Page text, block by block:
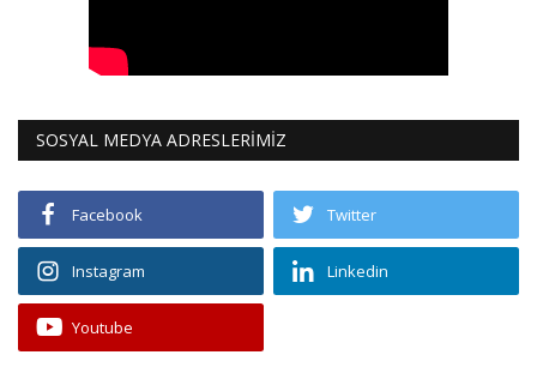
SOSYAL MEDYA ADRESLERİMİZ
Facebook Twitter
Instagram Linkedin
Youtube